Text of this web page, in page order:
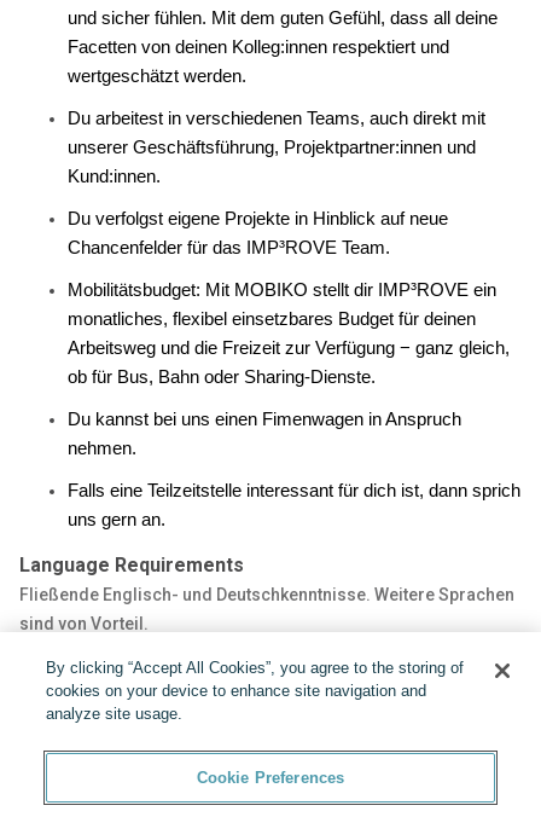
und sicher fühlen. Mit dem guten Gefühl, dass all deine
Facetten von deinen Kolleg:innen respektiert und
wertgeschätzt werden.
Du arbeitest in verschiedenen Teams, auch direkt mit
unserer Geschäftsführung, Projektpartner:innen und
Kund:innen.
Du verfolgst eigene Projekte in Hinblick auf neue
Chancenfelder für das IMP³ROVE Team.
Mobilitätsbudget: M it MOBIKO stellt dir IMP³ROVE ein
monatliches, flexibel einsetzbares Budget für deinen
Arbeitsweg und die Freizeit zur Verfügung − ganz gleich,
ob für Bus, Bahn oder Sharing-Dienste.
Du kannst bei uns einen Fimenwagen in Anspruch
nehmen.
Falls eine Teilzeitstelle interessant für dich ist, dann sprich
uns gern an.
Language Requirements
Fließende Englisch- und Deutschkenntnisse. Weitere Sprachen
sind von Vorteil.
Share:
By clicking “Accept All Cookies”, you agree to the storing of
cookies on your device to enhance site navigation and
analyze site usage.
Cookie Preferences